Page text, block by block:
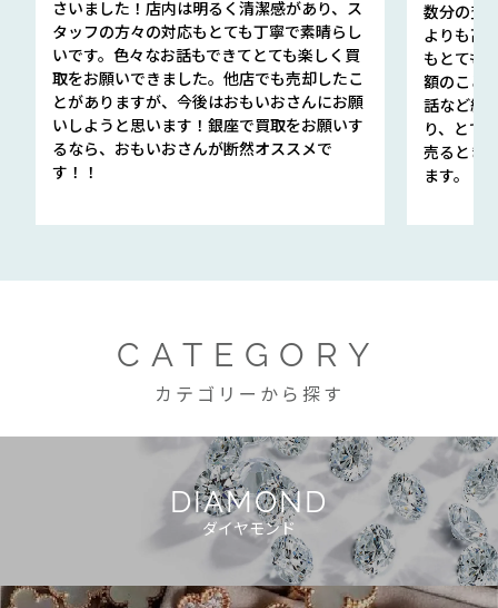
さいました！店内は明るく清潔感があり、ス
タッフの方々の対応もとても丁寧で素晴らし
いです。色々なお話もできてとても楽しく買
取をお願いできました。他店でも売却したこ
とがありますが、今後はおもいおさんにお願
いしようと思います！銀座で買取をお願いす
るなら、おもいおさんが断然オススメで
す！！
数分の査
よりも高
もとても
額のこと
話など細
り、とて
売るとき
ます。
CATEGORY
カテゴリーから探す
DIAMOND
ダイヤモンド